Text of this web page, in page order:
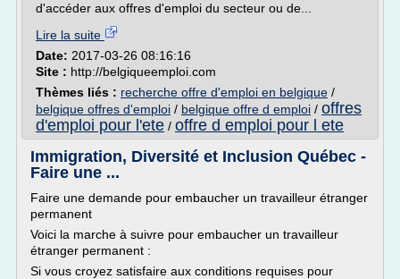
d'accéder aux offres d'emploi du secteur ou de...
Lire la suite
Date: 2017-03-26 08:16:16
Site : http://belgiqueemploi.com
Thèmes liés : recherche offre d'emploi en belgique /
belgique offres d'emploi / belgique offre d emploi / offres
d'emploi pour l'ete / offre d emploi pour l ete
Immigration, Diversité et Inclusion Québec -
Faire une ...
Faire une demande pour embaucher un travailleur étranger
permanent
Voici la marche à suivre pour embaucher un travailleur
étranger permanent :
Si vous croyez satisfaire aux conditions requises pour